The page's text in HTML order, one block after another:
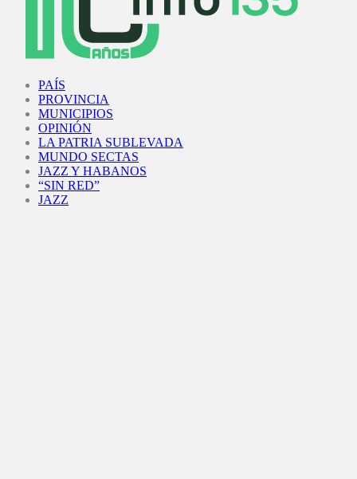
PAÍS
PROVINCIA
MUNICIPIOS
OPINIÓN
LA PATRIA SUBLEVADA
MUNDO SECTAS
JAZZ Y HABANOS
“SIN RED”
JAZZ